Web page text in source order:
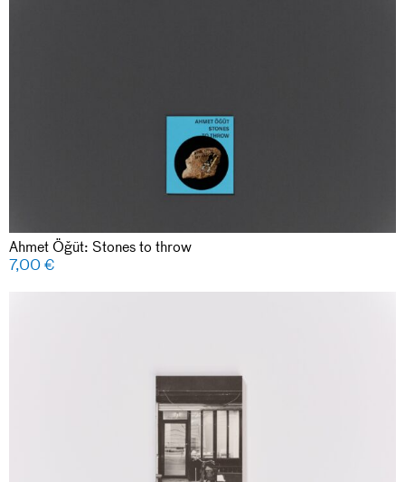
Ahmet Öğüt: Stones to throw
7,00€